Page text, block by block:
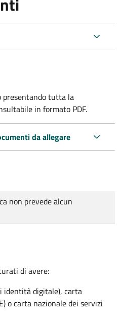
presentando tutta la
in formato PDF.
da allegare
non prevede alcun
di avere:
identità digitale), carta
o carta nazionale dei servizi